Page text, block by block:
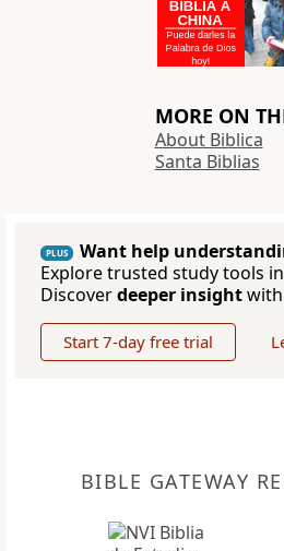
MORE ON
About Biblica
Santa Biblias
PLUS
Want help
Explore trusted study tools
Discoverdeeper insightwith
Start 7-day free trial
BIBLE GATEWAY